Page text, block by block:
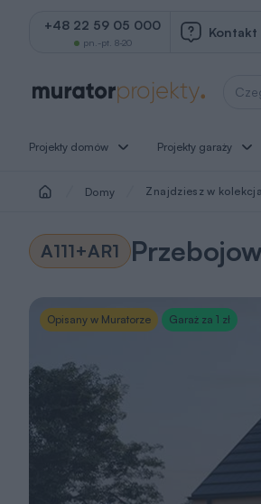
+48 22 59 05 000
pn.-pt. 8-20
Kontakt
Projekty domów Projekty garaży
Domy Znajdziesz w
A111+AR1
Opisany w Muratorze Garaż za 1 zł